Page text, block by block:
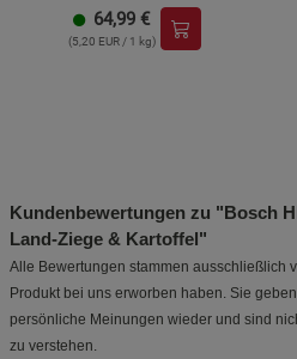
64,99 €
(5,20 EUR / 1 kg)
Kundenbewertungen zu "Bosch
Land‑Ziege & Kartoffel"
Alle Bewertungen stammen ausschließlich
Produkt bei uns erworben haben. Sie
persönliche Meinungen wieder und sind
zu verstehen.